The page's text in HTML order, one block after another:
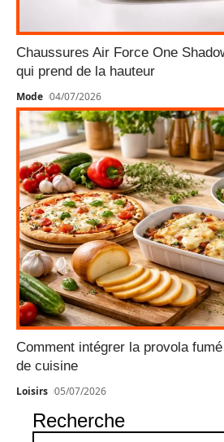
Chaussures Air Force One
qui prend de la hauteur
Mode 04/07/2026
Comment intégrer la provola
de cuisine
Loisirs 05/07/2026
Recherche